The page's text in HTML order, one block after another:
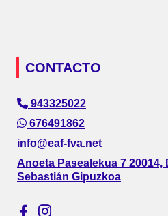
CONTACTO
943325022
676491862
info@eaf-fva.net
Anoeta Pasealekua 7 20014,
Sebastián Gipuzkoa